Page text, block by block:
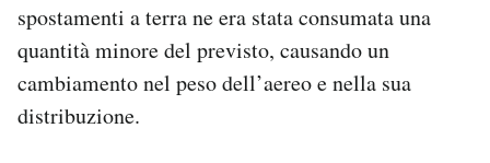
spostamenti a terra ne era stata consumata una
quantità minore del previsto, causando un
cambiamento nel peso dell’aereo e nella sua
distribuzione.